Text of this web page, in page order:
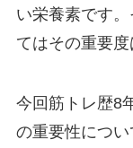
い栄養素です
てはその重要度
今回筋トレ歴8
の重要性につい